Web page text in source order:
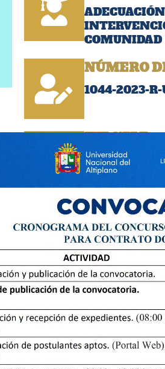
NÚMERO
1044-2023-
FECHA:
09/05/2023